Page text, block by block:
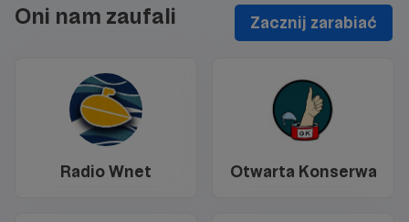
Oni nam zaufali Zacznij zarabiać
Radio Wnet Otwarta Konserwa